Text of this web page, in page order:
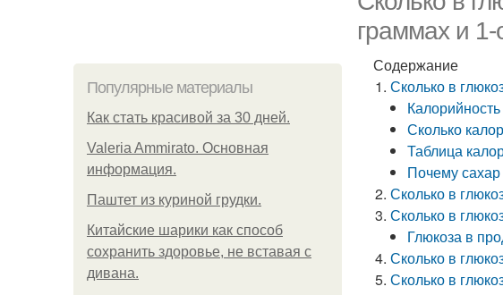
граммах и
Популярные материалы
Как стать красивой за 30 дней.
Valeria Ammirato. Основная
информация.
Паштет из куриной грудки.
Китайские шарики как способ
сохранить здоровье, не вставая с
дивана.
Содержание
Сколько в
Сколько
Таблица
Почему
Сколько в
Сколько в
Глюкоза в
Сколько в
Сколько в